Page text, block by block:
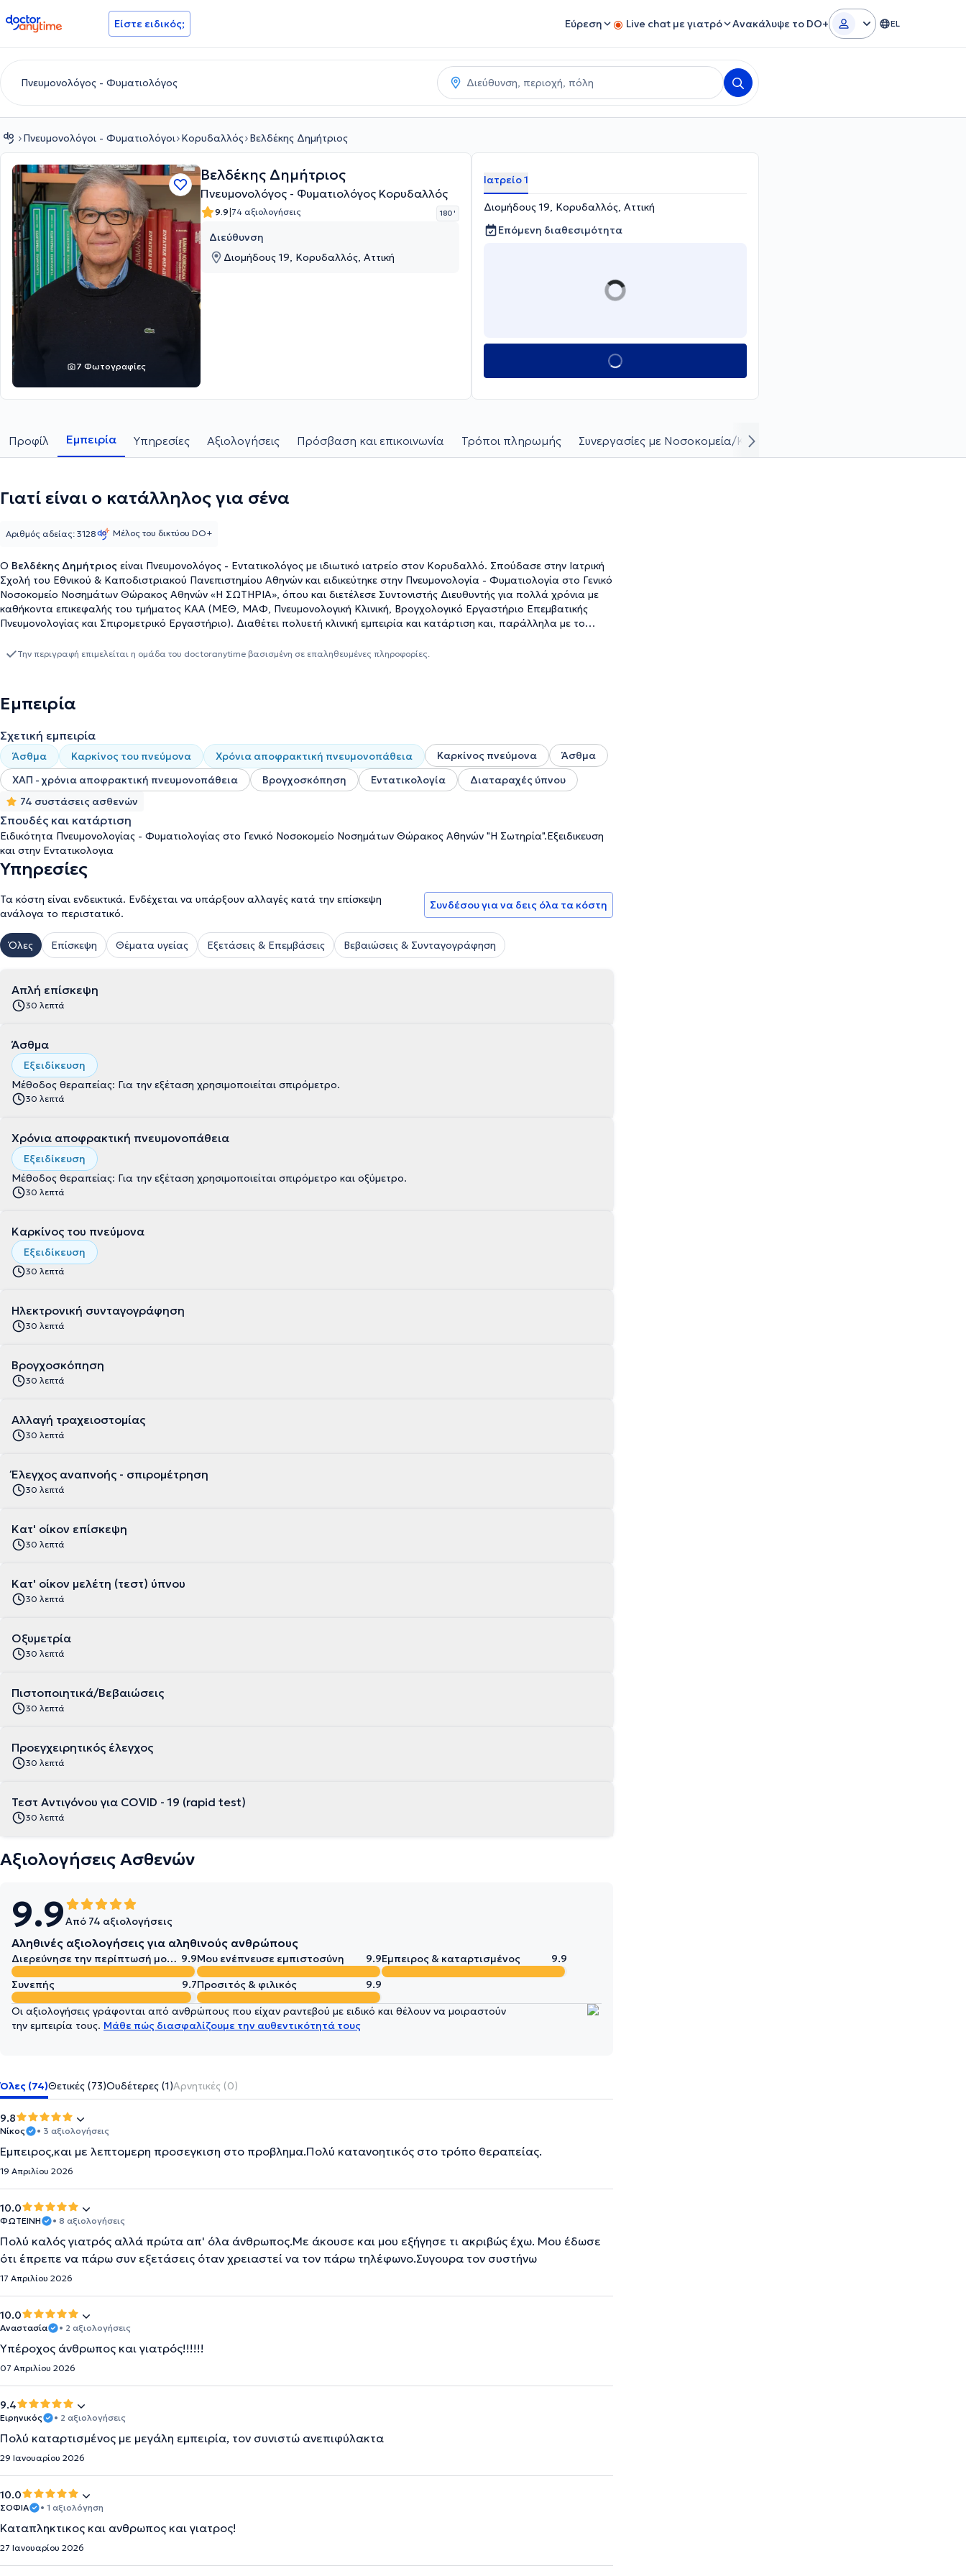
doctoranytime Είστε ειδικός; Εύρεση Live chat με γιατρό Ανακάλυψε το DO+ EL
Πνευμονολόγοι - Φυματιολόγοι Κορυδαλλός Βελδέκης Δημήτριος
7 Φωτογραφίες
Βελδέκης Δημήτριος
Πνευμονολόγος - Φυματιολόγος Κορυδαλλός
9.9|74 αξιολογήσεις 180 '
Διεύθυνση
Διομήδους 19, Κορυδαλλός, Αττική
Ιατρείο 1
Διομήδους 19, Κορυδαλλός, Αττική
Επόμενη διαθεσιμότητα
Προφίλ Εμπειρία Υπηρεσίες Αξιολογήσεις Πρόσβαση και επικοινωνία Τρόποι πληρωμής Συνεργασίες με Νοσοκομεία/Κλινικές
Γιατί είναι ο κατάλληλος για σένα
Ο Βελδέκης Δημήτριος είναι Πνευμονολόγος - Εντατικολόγος με ιδιωτικό ιατρείο στον Κορυδαλλό. Σπούδασε στην Ιατρική
Σχολή του Εθνικού & Καποδιστριακού Πανεπιστημίου Αθηνών και ειδικεύτηκε στην Πνευμονολογία - Φυματιολογία στο Γενικό
Νοσοκομείο Νοσημάτων Θώρακος Αθηνών «Η ΣΩΤΗΡΙΑ», όπου και διετέλεσε Συντονιστής Διευθυντής για πολλά χρόνια με
καθήκοντα επικεφαλής του τμήματος ΚΑΑ (ΜΕΘ, ΜΑΦ, Πνευμονολογική Κλινική, Βρογχολογικό Εργαστήριο Επεμβατικής
Πνευμονολογίας και Σπιρομετρικό Εργαστήριο). Διαθέτει πολυετή κλινική εμπειρία και κατάρτιση και, παράλληλα με το
Αριθμός αδείας: 3128 Μέλος του δικτύου DO+
Την περιγραφή επιμελείται η ομάδα του doctoranytime βασισμένη σε επαληθευμένες πληροφορίες.
Εμπειρία
Σχετική εμπειρία
Άσθμα Καρκίνος του πνεύμονα Χρόνια αποφρακτική πνευμονοπάθεια Καρκίνος πνεύμονα
Άσθμα
ΧΑΠ - χρόνια αποφρακτική πνευμονοπάθεια
Βρογχοσκόπηση Εντατικολογία
Διαταραχές ύπνου
74 συστάσεις ασθενών
Σπουδές και κατάρτιση
Ειδικότητα Πνευμονολογίας - Φυματιολογίας στο Γενικό Νοσοκομείο Νοσημάτων Θώρακος Αθηνών "Η Σωτηρία".Εξειδικευση
και στην Εντατικολογια
Υπηρεσίες
Τα κόστη είναι ενδεικτικά. Ενδέχεται να υπάρξουν αλλαγές κατά την επίσκεψη
ανάλογα το περιστατικό.
Συνδέσου για να δεις όλα τα κόστη
Όλες Επίσκεψη Θέματα υγείας Εξετάσεις & Επεμβάσεις Βεβαιώσεις & Συνταγογράφηση
Απλή επίσκεψη
30 λεπτά
Άσθμα
Εξειδίκευση
Μέθοδος θεραπείας: Για την εξέταση χρησιμοποιείται σπιρόμετρο.
30 λεπτά
Χρόνια αποφρακτική πνευμονοπάθεια
Εξειδίκευση
Μέθοδος θεραπείας: Για την εξέταση χρησιμοποιείται σπιρόμετρο και οξύμετρο.
30 λεπτά
Καρκίνος του πνεύμονα
Εξειδίκευση
30 λεπτά
Ηλεκτρονική συνταγογράφηση
30 λεπτά
Βρογχοσκόπηση
30 λεπτά
Αλλαγή τραχειοστομίας
30 λεπτά
Έλεγχος αναπνοής - σπιρομέτρηση
30 λεπτά
Κατ' οίκον επίσκεψη
30 λεπτά
Κατ' οίκον μελέτη (τεστ) ύπνου
30 λεπτά
Οξυμετρία
30 λεπτά
Πιστοποιητικά/Βεβαιώσεις
30 λεπτά
Προεγχειρητικός έλεγχος
30 λεπτά
Τεστ Αντιγόνου για COVID - 19 (rapid test)
30 λεπτά
Αξιολογήσεις Ασθενών
9.9Από 74 αξιολογήσεις
Αληθινές αξιολογήσεις για αληθινούς ανθρώπους
Διερεύνησε την περίπτωσή μου σε βάθος 9.9Μου ενέπνευσε εμπιστοσύνη 9.9Έμπειρος & καταρτισμένος
9.9
Συνεπής
9.7Προσιτός & φιλικός 9.9
Οι αξιολογήσεις γράφονται από ανθρώπους που είχαν ραντεβού με ειδικό και θέλουν να μοιραστούν
την εμπειρία τους. Μάθε πώς διασφαλίζουμε την αυθεντικότητά τους
Όλες (74)Θετικές (73)Ουδέτερες (1)Αρνητικές (0)
9.8
Νίκος • 3 αξιολογήσεις
Εμπειρος,και με λεπτομερη προσεγκιση στο προβλημα.Πολύ κατανοητικός στο τρόπο θεραπείας.
19 Απριλίου 2026
10.0
ΦΩΤΕΙΝΗ • 8 αξιολογήσεις
Πολύ καλός γιατρός αλλά πρώτα απ' όλα άνθρωπος.Με άκουσε και μου εξήγησε τι ακριβώς έχω. Μου έδωσε
ότι έπρεπε να πάρω συν εξετάσεις όταν χρειαστεί να τον πάρω τηλέφωνο.Συγουρα τον συστήνω
17 Απριλίου 2026
10.0
Αναστασία • 2 αξιολογήσεις
Υπέροχος άνθρωπος και γιατρός!!!!!!
07 Απριλίου 2026
9.4
Ειρηνικός • 2 αξιολογήσεις
Πολύ καταρτισμένος με μεγάλη εμπειρία, τον συνιστώ ανεπιφύλακτα
29 Ιανουαρίου 2026
10.0
ΣΟΦΙΑ • 1 αξιολόγηση
Καταπληκτικος και ανθρωπος και γιατρος!
27 Ιανουαρίου 2026